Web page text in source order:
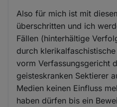
Also für mich ist mit
überschritten und ich
Fällen (hinterhältige
durch
vorm Verfassungsgericht
geisteskranken Sektierer
Medien keinen Einfluss
haben dürfen bis ein